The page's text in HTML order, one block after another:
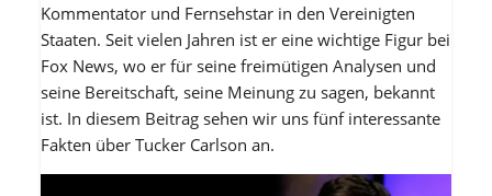
Kommentator und Fernsehstar in den Vereinigten
Staaten. Seit vielen Jahren ist er eine wichtige Figur bei
Fox News, wo er für seine freimütigen Analysen und
seine Bereitschaft, seine Meinung zu sagen, bekannt
ist. In diesem Beitrag sehen wir uns fünf interessante
Fakten über Tucker Carlson an.